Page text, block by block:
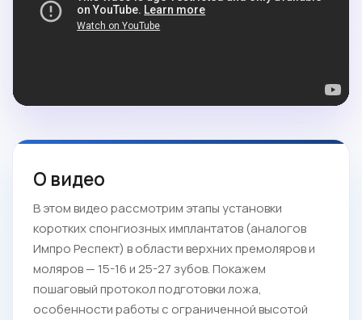
О видео
В этом видео рассмотрим этапы установки
коротких спонгиозных имплантатов (аналогов
Импро Респект) в области верхних премоляров и
моляров — 15-16 и 25-27 зубов. Покажем
пошаговый протокол подготовки ложа,
особенности работы с ограниченной высотой